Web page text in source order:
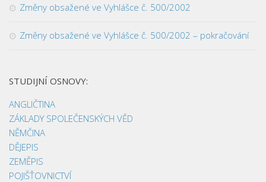
Změny obsažené ve Vyhlášce č. 500/2002
Změny obsažené ve Vyhlášce č. 500/2002 – pokračování
STUDIJNÍ OSNOVY:
ANGLIČTINA
ZÁKLADY SPOLEČENSKÝCH VĚD
NĚMČINA
DĚJEPIS
ZEMĚPIS
POJIŠŤOVNICTVÍ